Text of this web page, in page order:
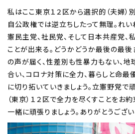
私はここ東京１２区から選択的（夫婦）
自公政権では逆立ちしたって無理。れい
憲民主党、社民党、そして日本共産党、
ことが出来る。どうかどうか最後の最
の声が届く、性差別も性暴力もない、
合い、コロナ対策に全力、暮らしと命
に切り拓いていきましょう。立憲野党で
（東京）１２区で全力を尽くすことをお
一緒に頑張りましょう。ありがとうござい